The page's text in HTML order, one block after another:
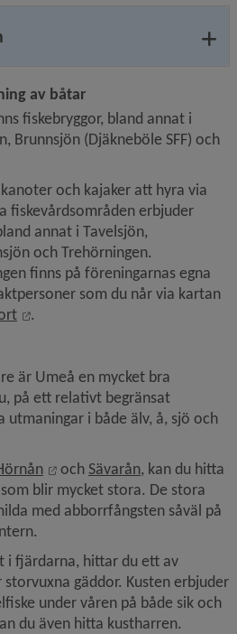
av båtar
Brunnsjön (Djäkneböle SFF) och
och kajaker att hyra via
fiskevårdsområden erbjuder
annat i Tavelsjön,
och Trehörningen.
finns på föreningarnas egna
som du når via kartan
Länk till annan webbplats,
.
är Umeå en mycket bra
på ett relativt begränsat
i både älv, å, sjö och
Länk till annan webbplats,
och SävarånLänk till
, kan du hitta
blir mycket stora. De stora
med abborrfångsten såväl på
i fjärdarna, hittar du ett av
gäddor. Kusten erbjuder
under våren på både sik och
du även hitta kustharren.